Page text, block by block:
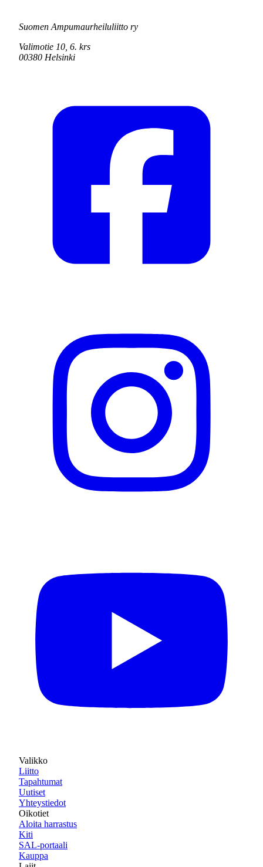
Suomen Ampumaurheiluliitto ry
Valimotie 10, 6. krs
00380 Helsinki
Valikko
Liitto
Tapahtumat
Uutiset
Yhteystiedot
Oikotiet
Aloita harrastus
Kiti
SAL-portaali
Kauppa